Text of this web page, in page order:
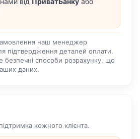
наш менеджер
підтвердження деталей оплати.
способи розрахунку, що
даних.
кожного клієнта.